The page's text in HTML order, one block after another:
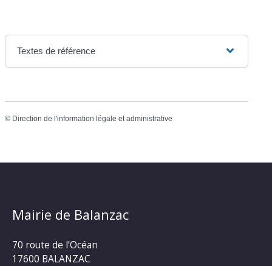
Textes de référence
© Direction de l'information légale et administrative
Mairie de Balanzac
70 route de l’Océan
17600 BALANZAC